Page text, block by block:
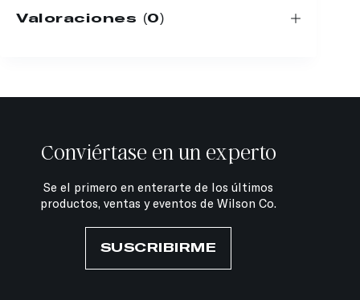
Valoraciones (0)
Conviértase en un experto
Se el primero en enterarte de los últimos
productos, ventas y eventos de Wilson Co.
SUSCRIBIRME